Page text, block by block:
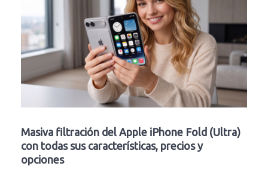
Masiva filtración del Apple iPhone Fold (Ultra)
con todas sus características, precios y
opciones